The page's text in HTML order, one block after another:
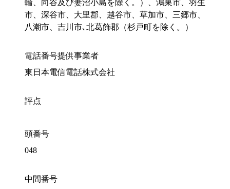
輪、向谷及び妻沼小島を除く。）、鴻巣市、羽生
市、深谷市、大里郡、越谷市、草加市、三郷市、
八潮市、吉川市､北葛飾郡（杉戸町を除く。）
電話番号提供事業者
東日本電信電話株式会社
評点
頭番号
048
中間番号